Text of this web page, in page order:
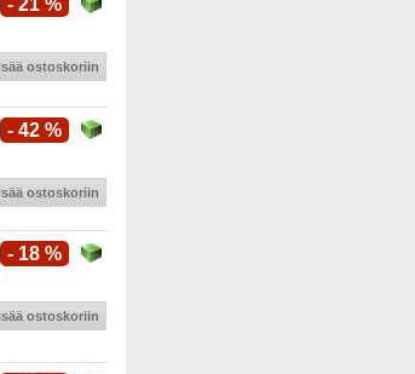
- 21 %
ostoskoriin
- 42 %
ostoskoriin
- 18 %
ostoskoriin